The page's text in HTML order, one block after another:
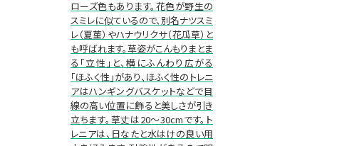
ローズ色もあります。花色が野生の
スミレに似ているので、別名ナツスミ
レ（夏菫）やハナウリクサ（花瓜草）と
も呼ばれます。草姿がこんもりまとま
る「立性」と、横にふんわり広がる
「ほふく性」があり、ほふく性のトレニ
アはハンギングバスケットなどで目
線の高い位置に飾ると美しさが引き
立ちます。草丈は20～30cmです。ト
レニアは、日なたと水はけの良い用